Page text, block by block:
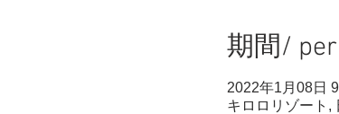
期間/
2022年1月08日
キロロリゾート,